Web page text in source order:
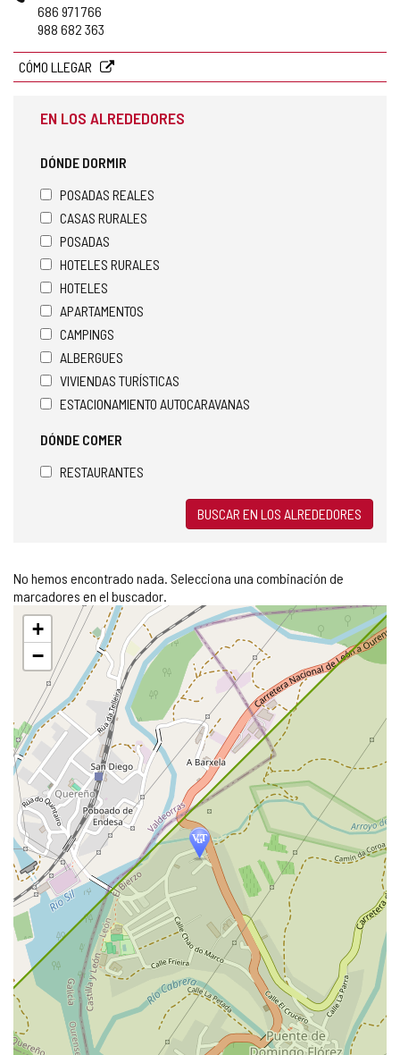
correo
electrónico
686 971 766
988 682 363
CÓMO LLEGAR
EN LOS ALREDEDORES
DÓNDE DORMIR
POSADAS REALES
CASAS RURALES
POSADAS
HOTELES RURALES
HOTELES
APARTAMENTOS
CAMPINGS
ALBERGUES
VIVIENDAS TURÍSTICAS
ESTACIONAMIENTO AUTOCARAVANAS
DÓNDE COMER
RESTAURANTES
BUSCAR EN LOS ALREDEDORES
No hemos encontrado nada. Selecciona una combinación de
marcadores en el buscador.
Saltar
mapa
+
−